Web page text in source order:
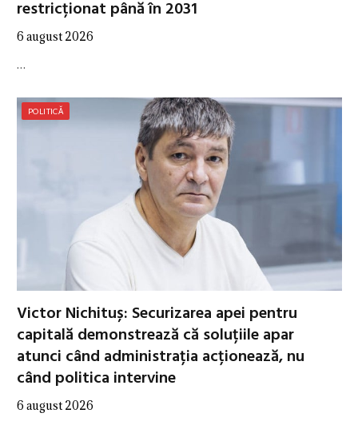
restricționat până în 2031
6 august 2026
…
POLITICĂ
Victor Nichituș: Securizarea apei pentru
capitală demonstrează că soluțiile apar
atunci când administrația acționează, nu
când politica intervine
6 august 2026